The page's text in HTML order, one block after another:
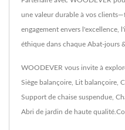
une valeur durable à vos
engagement envers
éthique dans chaque Abat-jours
WOODEVER vous invite à
Siège balançoire, Lit balançoire,
Support de chaise suspendue,
Abri de jardin de haute qualité.